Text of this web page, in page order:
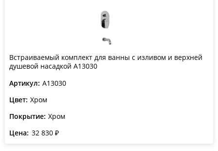
Встраиваемый комплект для ванны с изливом и верхней
душевой насадкой A13030
Артикул: A13030
Цвет: Хром
Покрытие: Хром
Цена: 32 830 ₽